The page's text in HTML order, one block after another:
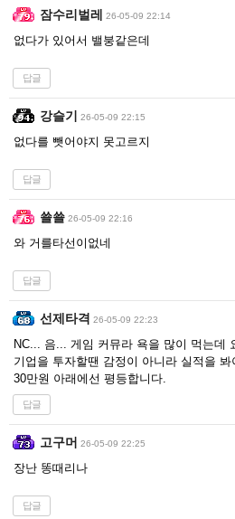
잠수리벌레 26-05-09 22:14
없다가 있어서 밸붕같은데
답글
강슬기 26-05-09 22:15
없다를 뺏어야지 못고르지
답글
쑐쑐 26-05-09 22:16
와 거를타선이없네
답글
선제타격 26-05-09 22:23
NC... 음... 게임 커뮤라 욕을 많이 먹는데
기업을 투자할땐 감정이 아니라 실적을 봐
30만원 아래에선 평등합니다.
답글
고구머 26-05-09 22:25
장난 똥때리나
답글